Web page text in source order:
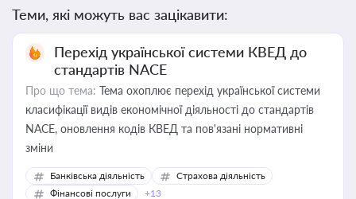
Теми, які можуть вас зацікавити:
Перехід української системи КВЕД до
стандартів NACE
Про що тема: Тема охоплює перехід української системи
класифікації видів економічної діяльності до стандартів
NACE, оновлення кодів КВЕД та пов'язані нормативні
зміни
Банківська діяльність
Страхова діяльність
Фінансові послуги
+13